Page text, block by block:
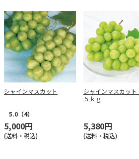
シャインマスカット
5.0 （4）
5,000円
(送料・税込)
シャインマスカッ
５ｋｇ
5,380円
(送料・税込)